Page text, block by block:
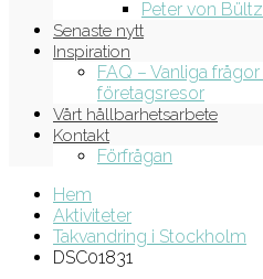
Peter von
Senaste nytt
Inspiration
FAQ – Vanliga
företagsresor
Vårt hållbarhetsarbete
Kontakt
Förfrågan
Hem
Aktiviteter
Takvandring i Stockholm
DSC01831